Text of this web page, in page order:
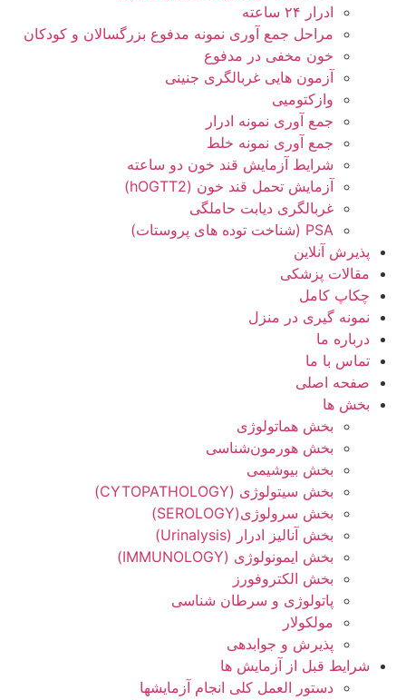
ادرار ۲۴ ساعته
مراحل جمع آوری نمونه مدفوع بزرگسالان و کودکان
خون مخفی در مدفوع
آزمون هایی غربالگری جنینی
وازکتومیی
جمع آوری نمونه ادرار
جمع آوری نمونه خلط
شرایط آزمایش قند خون دو ساعته
آزمایش تحمل قند خون (hOGTT2)
غربالگری دیابت حاملگی
PSA (شناخت توده های پروستات)
پذیرش آنلاین
مقالات پزشکی
چکاپ کامل
نمونه گیری در منزل
درباره ما
تماس با ما
صفحه اصلی
بخش ها
بخش هماتولوژی
بخش هورمون‌شناسی
بخش بیوشیمی
بخش سیتولوژی (СYTOPATHOLOGY)
بخش سرولوژی(SEROLOGY)
بخش آنالیز ادرار (Urinalysis)
بخش ایمونولوژی (IMMUNOLOGY)
بخش الکتروفورز
پاتولوژی و سرطان شناسی
مولکولار
پذیرش و جوابدهی
شرایط قبل از آزمایش ها
دستور العمل کلی انجام آزمایشها